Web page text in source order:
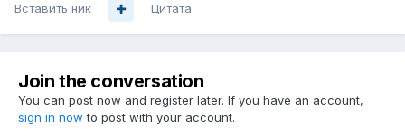
Вставить ник Цитата
Join the conversation
You can post now and register later. If you have an account,
sign in now to post with your account.